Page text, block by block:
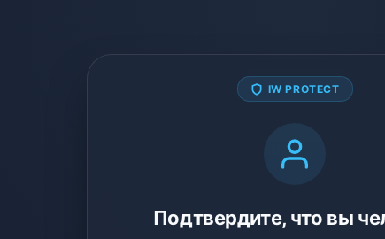
IW PROTECT
Подтвердите, что вы